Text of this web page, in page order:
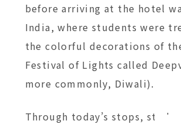
before arriving at the hotel
India, where students were
the colorful decorations of
Festival of Lights called
more commonly, Diwali).
Through today’s stops,